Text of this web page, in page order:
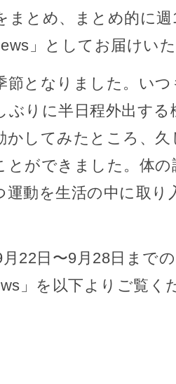
まとめ、まとめ的に週
」としてお届けい
節となりました。い
ぶりに半日程外出す
かしてみたところ、
とができました。体
運動を生活の中に取り
22日〜9月28日までの
」を以下よりご覧く